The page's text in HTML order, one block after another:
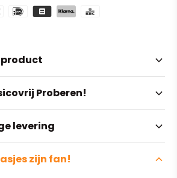
a warm and cozy
and sleep!
Proberen!
kleur of maat? Geen enkel
ruilen of retourneren
het artikel ongebruikt, ongedragen
levering
bij het afrekenen. Wij bieden
zijn fan!